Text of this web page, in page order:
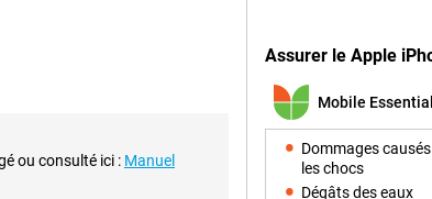
iPhone 14 256GB Black. Il
l'objectif principal, vous
très larges et d'un téléobjectif
rapide, ce qui vous évite
plusieurs tâches lourdes, tout
ou consulté ici : Manuel
Assurer le Apple
Mobile Essential
Dommages
les chocs
Dégâts des eaux